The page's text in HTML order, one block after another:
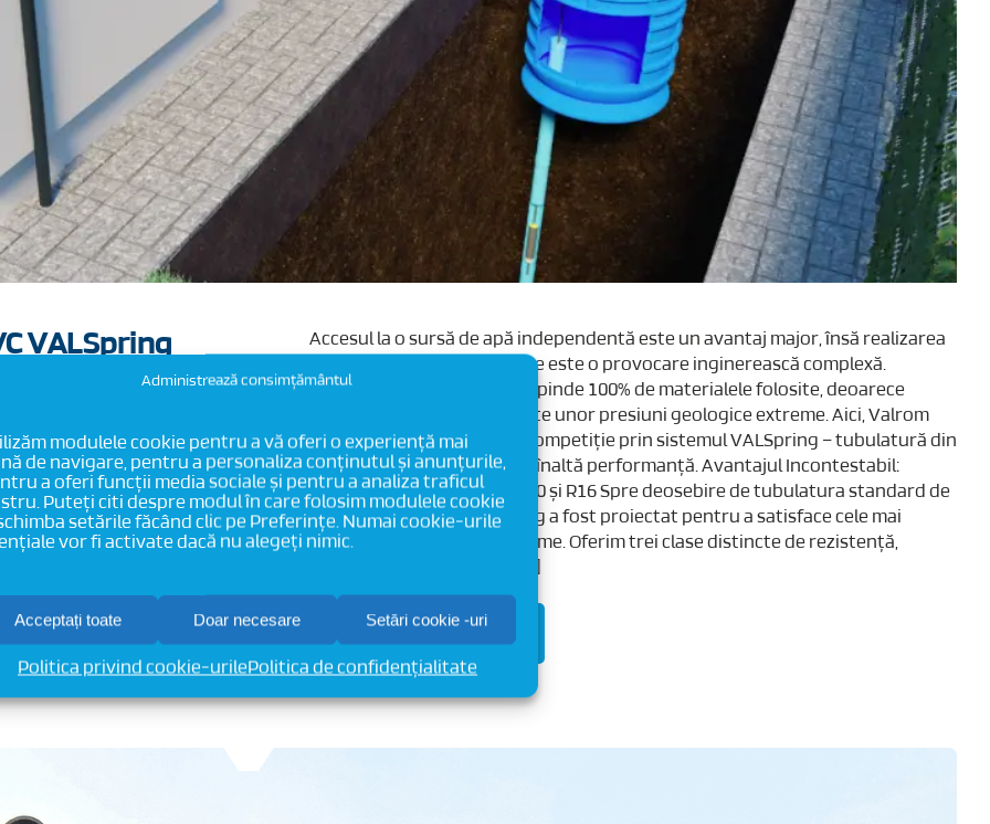
Administrează consimțământul
modulele cookie pentru a vă oferi o experiență mai
de navigare, pentru a personaliza conținutul și anunțurile,
a oferi funcții media sociale și pentru a analiza traficul
Puteți citi despre modul în care folosim modulele cookie
setările făcând clic pe Preferințe. Numai cookie-urile
vor fi activate dacă nu alegeți nimic.
Acceptați toate Doar necesare Setări cookie -uri
Politica privind cookie-urilePolitica de confidențialitate
VALSpring
Accesul la o sursă de apă independentă este un avantaj major, însă realizarea
unui foraj de mare adâncime este o provocare inginerească complexă.
Succesul pe termen lung depinde 100% de materialele folosite, deoarece
conductele trebuie să reziste unor presiuni geologice extreme. Aici, Valrom
Industrie se detașează de competiție prin sistemul VALSpring – tubulatură din
PVC neplastifiat (PVC-U) de înaltă performanță. Avantajul Incontestabil:
Clasele de Rezistență R8, R10 și R16 Spre deosebire de tubulatura standard de
pe piață, sistemul VALSpring a fost proiectat pentru a satisface cele mai
riguroase cerințe de adâncime. Oferim trei clase distincte de rezistență,
adaptate fiecărui proiect [...]